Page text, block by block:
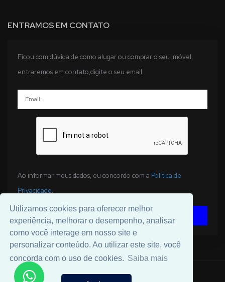
Utilizamos cookies para oferecer melhor
experiência, melhorar o desempenho, analisar
como você interage em nosso site e
personalizar conteúdo. Ao utilizar este site, você
concorda com o uso de cookies. Saiba mais
ENTRAMOS EM CONTATO
Ficou com dúvida de como alugar ou comprar o seu imóvel,
entraremos em contato,digite o seu email
Ao informar meus dados, eu concordo com a Política de
Privacidade.
© 2026 Desenvolvido por Universal Software